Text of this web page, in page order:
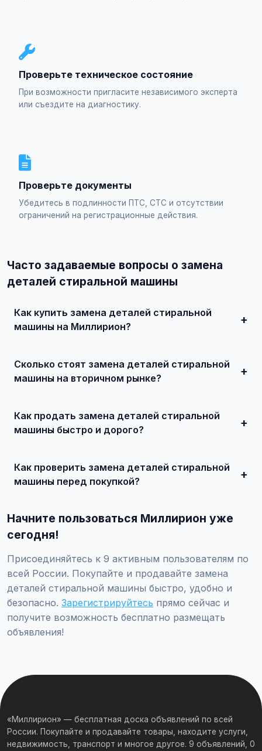
Проверьте техническое состояние
При возможности пригласите независимого эксперта
или съездите на диагностику.
Проверьте документы
Убедитесь в подлинности ПТС, СТС и отсутствии
ограничений на регистрационные действия.
Часто задаваемые вопросы о замена
деталей стиральной машины
Как купить замена деталей стиральной
машины на Миллирион?
встрече и совершите сделку. Для дорогих автомобилей
рекомендуется провести независимую экспертизу.
Сколько стоят замена деталей стиральной
машины на вторичном рынке?
представлены предложения от 50 000 ₽ до нескольких
миллионов рублей.
Как продать замена деталей стиральной
машины быстро и дорого?
необходимости воспользуйтесь платным продвижением
— ваше объявление поднимется в топ.
Как проверить замена деталей стиральной
машины перед покупкой?
технического состояния и проверки пробега.
Начните пользоваться Миллирион уже
сегодня!
Присоединяйтесь к 9 активным пользователям по
всей России. Покупайте и продавайте замена
деталей стиральной машины быстро, удобно и
безопасно. Зарегистрируйтесь прямо сейчас и
получите возможность бесплатно размещать
объявления!
«Миллирион» — бесплатная доска объявлений по всей
России. Покупайте и продавайте товары, находите услуги,
недвижимость, транспорт и многое другое. 9 объявлений, 0